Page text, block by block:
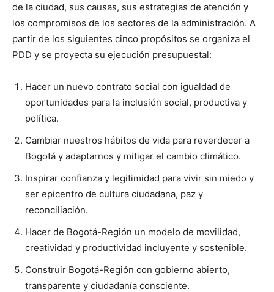
de la ciudad, sus causas, sus estrategias de atención y
los compromisos de los sectores de la administración. A
partir de los siguientes cinco propósitos se organiza el
PDD y se proyecta su ejecución presupuestal:
Hacer un nuevo contrato social con igualdad de
oportunidades para la inclusión social, productiva y
política.
Cambiar nuestros hábitos de vida para reverdecer a
Bogotá y adaptarnos y mitigar el cambio climático.
Inspirar confianza y legitimidad para vivir sin miedo y
ser epicentro de cultura ciudadana, paz y
reconciliación.
Hacer de Bogotá-Región un modelo de movilidad,
creatividad y productividad incluyente y sostenible.
Construir Bogotá-Región con gobierno abierto,
transparente y ciudadanía consciente.